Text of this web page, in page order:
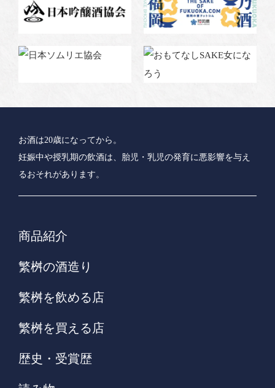
お酒は20歳になってから。
妊娠中や授乳期の飲酒は、胎児・乳児の発育に悪影響を与え
るおそれがあります。
商品紹介
繁桝の酒造り
繁桝を飲める店
繁桝を買える店
歴史・受賞歴